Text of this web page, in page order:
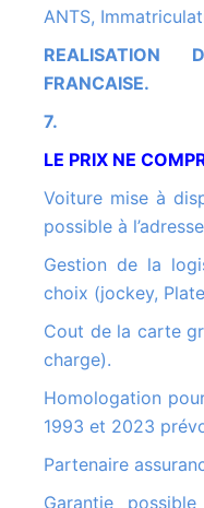
ANTS,
REALISATION DE LA CARTE GRISE
FRANCAISE.
7.
LE PRIX NE
Voiture mise à disposition à Lille (59) Livraison
possible à
Gestion de la logistique de livraison de votre
choix (jockey,
Cout de la carte grise et du CT (gestion a notre
charge).
Homologation pour les voitures modernes entre
1993 et 2023
Partenaire
Garantie possible jusqu’à 7 ans avec notre